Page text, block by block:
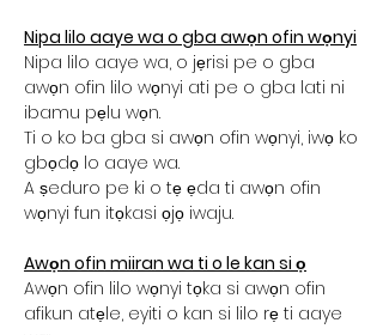
Nipa lilo aaye wa o gba awọn ofin wọnyi
Nipa lilo aaye wa, o jẹrisi pe o gba
awọn ofin lilo wọnyi ati pe o gba lati ni
ibamu pẹlu wọn.
Ti o ko ba gba si awọn ofin wọnyi, iwọ ko
gbọdọ lo aaye wa.
A ṣeduro pe ki o tẹ ẹda ti awọn ofin
wọnyi fun itọkasi ọjọ iwaju.
Awọn ofin miiran wa ti o le kan si ọ
Awọn ofin lilo wọnyi tọka si awọn ofin
afikun atẹle, eyiti o kan si lilo rẹ ti aaye